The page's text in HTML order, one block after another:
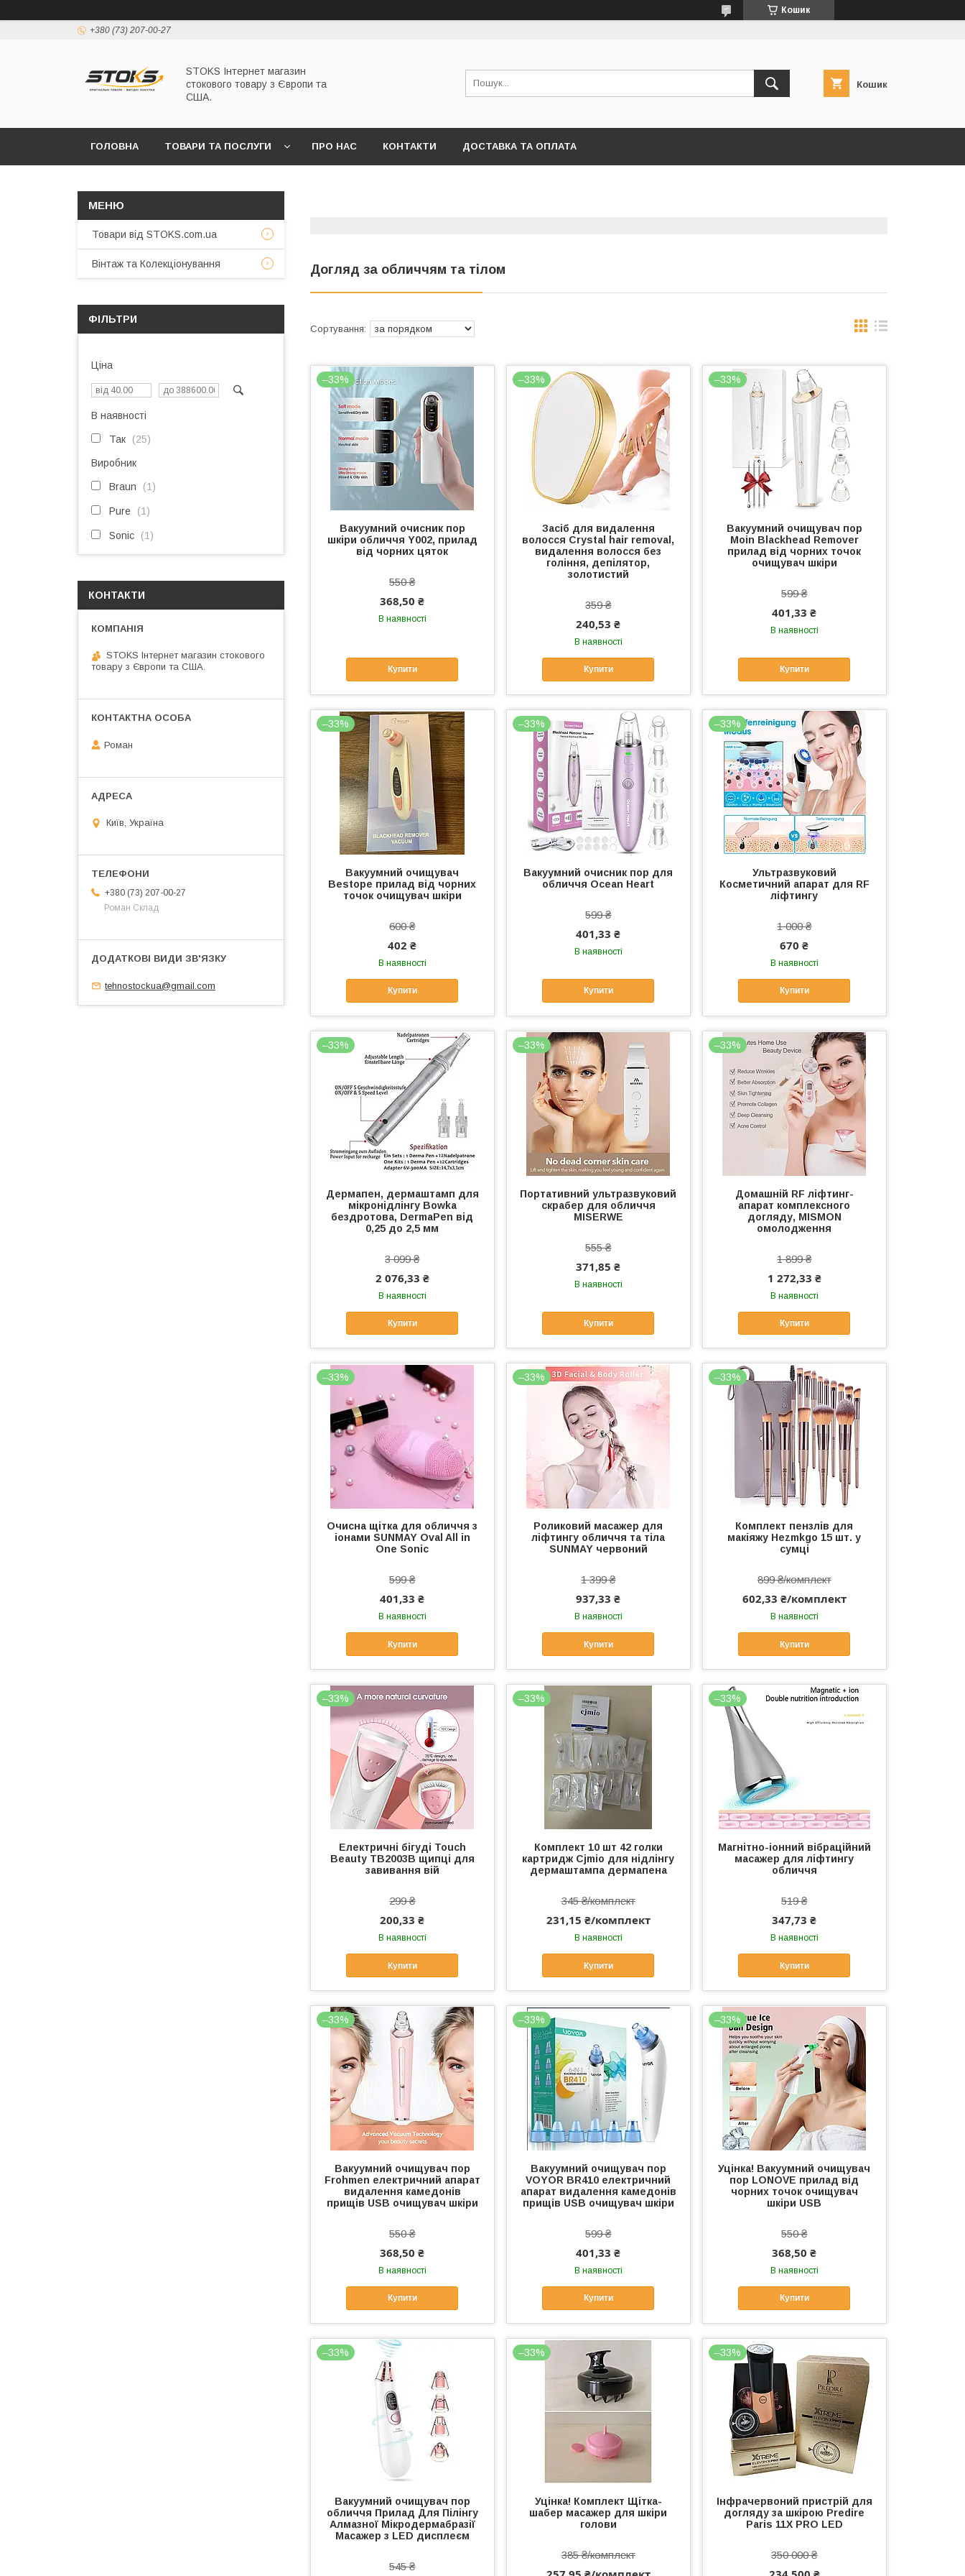
Кошик
+380 (73) 207-00-27
STOKS Інтернет магазин
стокового товару з Європи та
США.
Кошик
ГОЛОВНА ТОВАРИ ТА ПОСЛУГИ ПРО НАС КОНТАКТИ ДОСТАВКА ТА ОПЛАТА
Догляд за обличчям та тілом
–33%
Вакуумний очисник пор
шкіри обличчя Y002, прилад
від чорних цяток
550 ₴
368,50 ₴
В наявності
Купити
–33%
Засіб для видалення
волосся Crystal hair removal,
видалення волосся без
гоління, депілятор,
золотистий
359 ₴
240,53 ₴
В наявності
Купити
–33%
Вакуумний очищувач пор
Moin Blackhead Remover
прилад від чорних точок
очищувач шкіри
599 ₴
401,33 ₴
В наявності
Купити
–33%
Вакуумний очищувач
Bestope прилад від чорних
точок очищувач шкіри
600 ₴
402 ₴
В наявності
Купити
–33%
Вакуумний очисник пор для
обличчя Ocean Heart
599 ₴
401,33 ₴
В наявності
Купити
–33%
Ультразвуковий
Косметичний апарат для RF
ліфтингу
1 000 ₴
670 ₴
В наявності
Купити
–33%
Дермапен, дермаштамп для
мікронідлінгу Bowka
бездротова, DermaPen від
0,25 до 2,5 мм
3 099 ₴
2 076,33 ₴
В наявності
Купити
–33%
Портативний ультразвуковий
скрабер для обличчя
MISERWE
555 ₴
371,85 ₴
В наявності
Купити
–33%
Домашній RF ліфтинг-
апарат комплексного
догляду, MISMON
омолодження
1 899 ₴
1 272,33 ₴
В наявності
Купити
–33%
Очисна щітка для обличчя з
іонами SUNMAY Oval All in
One Sonic
599 ₴
401,33 ₴
В наявності
Купити
–33%
Роликовий масажер для
ліфтингу обличчя та тіла
SUNMAY червоний
1 399 ₴
937,33 ₴
В наявності
Купити
–33%
Комплект пензлів для
макіяжу Hezmkgo 15 шт. у
сумці
899 ₴/комплект
602,33 ₴/комплект
В наявності
Купити
–33%
Електричні бігуді Touch
Beauty TB2003B щипці для
завивання вій
299 ₴
200,33 ₴
В наявності
Купити
–33%
Комплект 10 шт 42 голки
картридж Cjmio для нідлінгу
дермаштампа дермапена
345 ₴/комплект
231,15 ₴/комплект
В наявності
Купити
–33%
Магнітно-іонний вібраційний
масажер для ліфтингу
обличчя
519 ₴
347,73 ₴
В наявності
Купити
–33%
Вакуумний очищувач пор
Frohmen електричний апарат
видалення камедонів
прищів USB очищувач шкіри
550 ₴
368,50 ₴
В наявності
Купити
–33%
Вакуумний очищувач пор
VOYOR BR410 електричний
апарат видалення камедонів
прищів USB очищувач шкіри
599 ₴
401,33 ₴
В наявності
Купити
–33%
Уцінка! Вакуумний очищувач
пор LONOVE прилад від
чорних точок очищувач
шкіри USB
550 ₴
368,50 ₴
В наявності
Купити
–33%
Вакуумний очищувач пор
обличчя Прилад Для Пілінгу
Алмазної Мікродермабразії
Масажер з LED дисплеєм
545 ₴
–33%
Уцінка! Комплект Щітка-
шабер масажер для шкіри
голови
385 ₴/комплект
–33%
Інфрачервоний пристрій для
догляду за шкірою Predire
Paris 11X PRO LED
350 000 ₴
Товари від STOKS.com.ua
Вінтаж та Колекціонування
ФІЛЬТРИ
Ціна
В наявності
Так 25
Виробник
Braun 1
Pure 1
Sonic 1
КОНТАКТИ
STOKS Інтернет магазин стокового
товару з Європи та США.
Роман
Київ, Україна
+380 (73) 207-00-27
Роман Склад
tehnostockua@gmail.com